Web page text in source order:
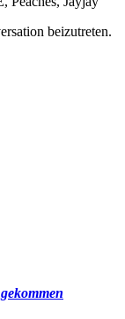
beizutreten.